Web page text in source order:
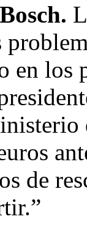
en los
de